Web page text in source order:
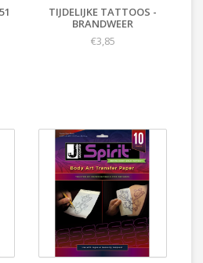
TIJDELIJKE TATTOOS -
BRANDWEER
€3,85